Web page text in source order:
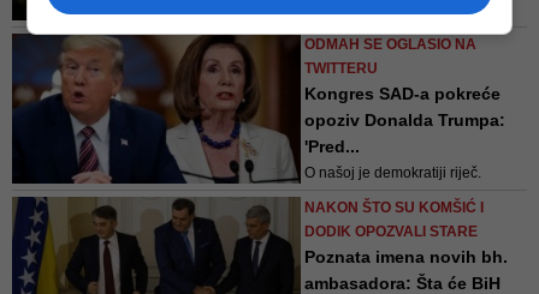
Tako je 45-ti po redu američki
predsjednik Donald Trump postao
opozvan već nakon glasanja o
prvoj optužnici
ODMAH SE OGLASIO NA
TWITTERU
Kongres SAD-a pokreće
opoziv Donalda Trumpa:
'Pred...
O našoj je demokratiji riječ.
Predsjednik nam ne ostavlja drugi
NAKON ŠTO SU KOMŠIĆ I
DODIK OPOZVALI STARE
Poznata imena novih bh.
ambasadora: Šta će BiH